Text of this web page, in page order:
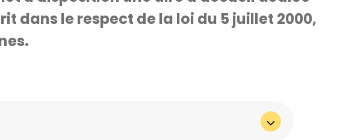
dans le respect de la loi du 5 juillet 2000,